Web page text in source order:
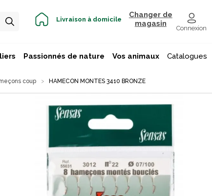
Livraison à domicile
Changer de
magasin
Connexion
Passionnés de nature Vos animaux Catalogues
coup HAMECON MONTES 3410 BRONZE